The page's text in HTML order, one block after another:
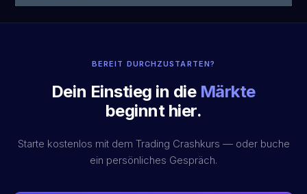
BEREIT DURCHZUSTARTEN?
Dein Einstieg in die Märkte
beginnt hier.
Starte kostenlos mit dem Trading Crashkurs — oder buche
ein persönliches Gespräch.